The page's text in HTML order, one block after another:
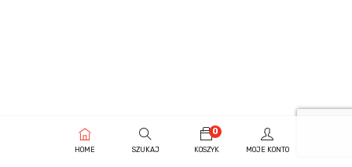
HOME SZUKAJ
0
KOSZYK MOJE KONTO